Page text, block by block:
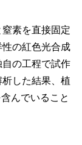
素を直接固定
の紅色光合成
の工程で試作
した結果、植
んでいること